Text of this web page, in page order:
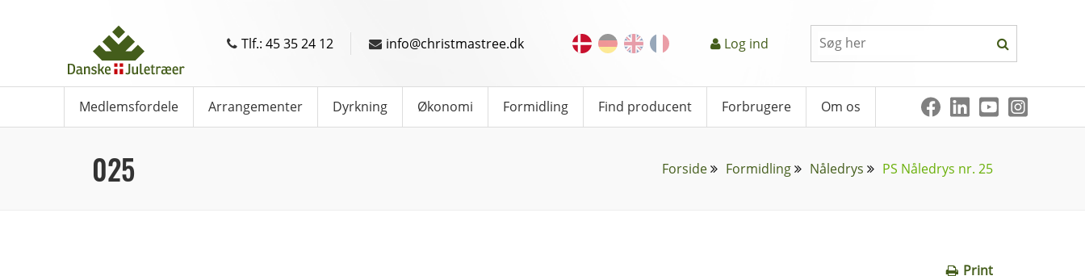
Tlf.: 45 35 24 12 info@christmastree.dk Log ind
Medlemsfordele Arrangementer Dyrkning Økonomi Formidling Find producent Forbrugere Om os
025 Forside Formidling Nåledrys PS Nåledrys nr. 25
Print